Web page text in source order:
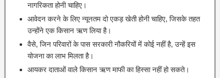
नागरिकता होनी चाहिए।
आवेदन करने के लिए न्यूनतम दो एकड़ खेती होनी चाहिए, जिसके तहत
उन्होंने एक किसान ऋण लिया है।
वैसे, जिन परिवारों के पास सरकारी नौकरियों में कोई नहीं है, उन्हें इस
योजना का लाभ मिलता है।
आयकर दाताओं वाले किसान ऋण माफी का हिस्सा नहीं हो सकते।